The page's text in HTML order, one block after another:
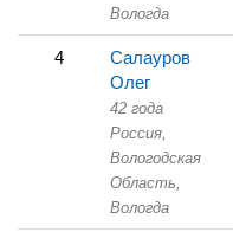
Вологда
4
Салауров
Олег
42 года
Россия,
Вологодская
Область,
Вологда